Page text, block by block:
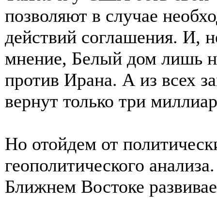
позволяют в случае
действий соглашения. И,
мнение, Белый дом лишь
против Ирана. А из всех
вернут только три
Но отойдем от
геополитического
Ближнем Востоке